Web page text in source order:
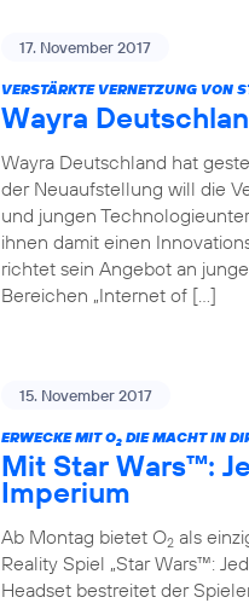
17. November 2017
VERSTÄRKTE VERNETZUNG VON
Wayra
Wayra Deutschland hat
der Neuaufstellung will die
und jungen
ihnen damit einen
richtet sein Angebot an
Bereichen „Internet of […]
15. November 2017
ERWECKE MIT O2 DIE MACHT IN
Mit Star Wars™:
Imperium
Ab Montag bietet O2 als
Reality Spiel „Star Wars™:
Headset bestreitet der